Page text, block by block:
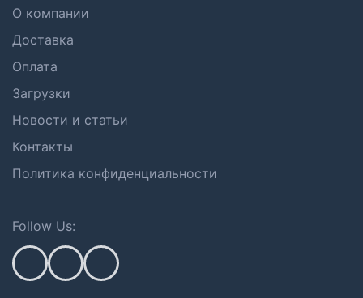
О компании
Доставка
Оплата
Загрузки
Новости и статьи
Контакты
Политика конфиденциальности
Follow Us: